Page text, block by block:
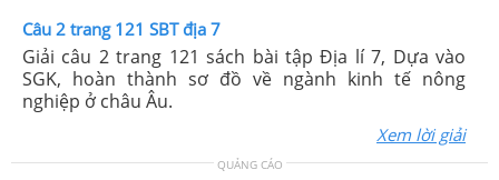
Câu 2 trang 121 SBT địa 7
Giải câu 2 trang 121 sách bài tập Địa lí 7, Dựa vào
SGK, hoàn thành sơ đồ về ngành kinh tế nông
nghiệp ở châu Âu.
Xem lời giải
QUẢNG CÁO